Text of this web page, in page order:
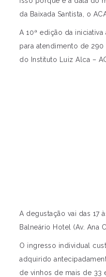
da Baixada Santista, o
A 10ª edição da iniciativa
para atendimento de
do Instituto Luiz Alca –
A degustação vai das 17
Balneário Hotel (Av. Ana
O ingresso individual
adquirido
de vinhos de mais de 33